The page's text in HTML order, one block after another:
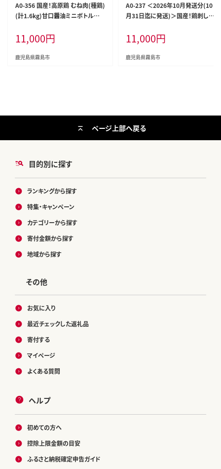
A0-356 国産！高原鶏 むね肉(種鶏)
(計1.6kg)甘口醤油ミニボトル付
肉 ムネ肉 鶏むね 胸肉 鶏刺し 鳥刺
し タタキ 刺身 真空パック 急速冷
凍 ヘルシー ダイエット 九州産 た
11,000円
鹿児島県霧島市
A0-237 ＜2026年10月発送分(10
月31日迄に発送)＞国産！鶏刺しセ
油たれ付き【坂留鶏肉店】霧島市 鳥
刺し たたき 鶏肉 鳥肉
11,000円
鹿児島県霧島市
目的別に探す
ランキングから探す
特集・キャンペーン
カテゴリーから探す
寄付金額から探す
地域から探す
その他
お気に入り
最近チェックした返礼品
寄付する
マイページ
よくある質問
ヘルプ
初めての方へ
控除上限金額の目安
ふるさと納税確定申告ガイド
ページ上部へ戻る